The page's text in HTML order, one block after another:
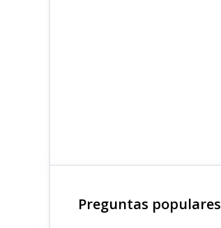
Preguntas populares